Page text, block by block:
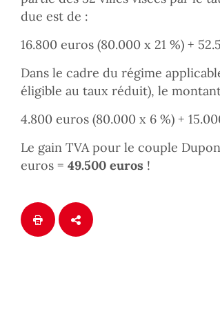
due est de :
16.800 euros (80.000 x 21 %) +
Dans le cadre du régime
éligible au taux réduit), le
4.800 euros (80.000 x 6 %) +
Le gain TVA pour le couple
euros = 49.500 euros !